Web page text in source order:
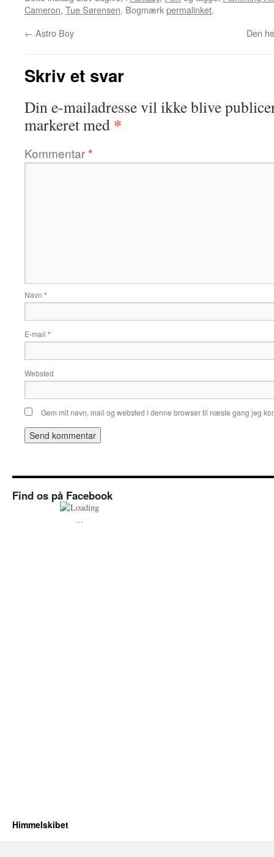
Cameron, Tue Sørensen. Bogmærkpermalinket.
← Astro Boy Den
Skriv et svar
Din e-mailadresse vil ikke blive
markeret med *
Kommentar*
Navn *
E-mail *
Websted
Gem mit navn, mail og websted i denne browser til næste gang jeg
Find os på Facebook
Himmelskibet